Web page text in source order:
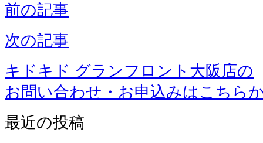
前の記事
次の記事
キドキド グランフロント大阪店の
お問い合わせ・お申込みはこちら
最近の投稿